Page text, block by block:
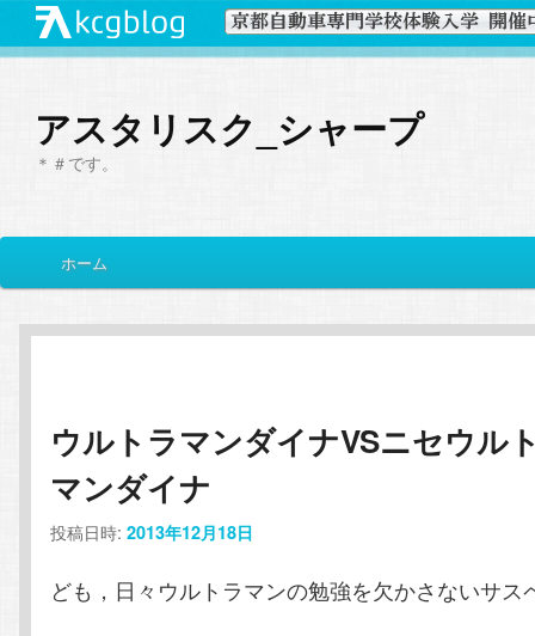
アスタリスク_シャープ
＊＃です。
イ
メ
イ
コ
ン
サ
ブ
ン
テ
ホーム
ウルトラマンダイナVSニセウル
マンダイナ
投稿日時:2013年12月18日
ども，日々ウルトラマンの勉強を欠かさないサス